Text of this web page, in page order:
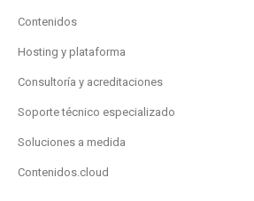
Contenidos
Hosting y plataforma
Consultoría y acreditaciones
Soporte técnico especializado
Soluciones a medida
Contenidos.cloud